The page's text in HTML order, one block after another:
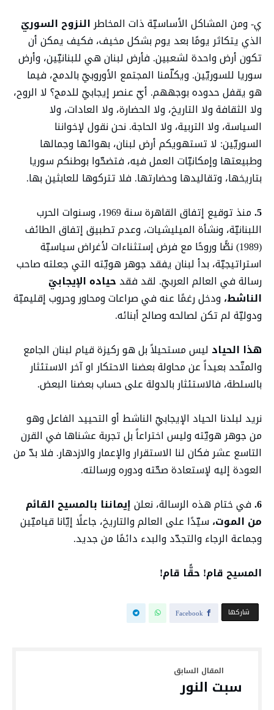
ي- ومن المشاكل الأساسيّة ذات المخاطرالنزوح السوريّ
الذي يتكاثر يومًا بعد يوم بشكل مخيف، فكيف يمكن أن
تكون أرض واحدة لشعبين. فأرض لبنان هي للبنانيّين، وأرض
سوريا للسوريّين. ويكلّمنا المجتمع الأوروبيّ بالدمج، فيما
هو يقفل حدوده بوجههم. أيّ عنصر إيجابيّ للدمج؟ لا الروح،
ولا الثقافة ولا التاريخ، ولا الحضارة، ولا العادات، ولا
السياسة، ولا التربية، ولا الحاجة. نحن نقول لإخواننا
السوريّين: لا تستهويكم أرض لبنان، بهوائها وجمالها
وطبيعتها وإمكانيّات العمل فيه، فتضحّوا بوطنكم سوريا
بتاريخها، وتقاليدها وحضارتها. فلا تتركوها للعابثين بها.
5.
منذ توقيع إتفاق القاهرة سنة 1969، وسنوات الحرب
اللبنانيّة، ونشأة الميليشيات، وعدم تطبيق إتفاق الطائف
(1989) نصًّا وروحًا مع فرض إستثناءات لأغراض سياسيّة
استراتيجيّة، بدأ لبنان يفقد جوهر هويّته التي جعلته صاحب
رسالة في العالم العربيّ. لقد فقد حياده الإيجابيّ
الناشط،ودخل رغمًا عنه في صراعات ومحاور وحروب إقليميّة
ودوليّة لم تكن لصالحه وصالح أبنائه.
هذا الحياد ليس مستحيلاً بل هو ركيزة قيام لبنان الجامع
والمتّحد بعيداً عن محاولة بعضنا الاحتكار او آخر الاستئثار
بالسلطة، فالاستئثار بالدولة على حساب بعضنا البعض.
نريد لبلدنا الحياد الإيجابيّ الناشط أو التحييد الفاعل وهو
من جوهر هويّته وليس اختراعاً بل تجربة عشناها في القرن
التاسع عشر فكان لنا الاستقرار والإعمار والازدهار. فلا بدّ من
العودة إليه لإستعادة صحّته ودوره ورسالته.
6. في ختام هذه الرسالة، نعلنإيماننا بالمسيح القائم
من الموت،سيّدًا على العالم والتاريخ، جاعلًا إيّانا قياميّين
وجماعة الرجاء والتجدّد والبدء دائمًا من جديد.
المسيح قام! حقًّا قام!
‫‫ شاركها‬ Facebook
سبت النور